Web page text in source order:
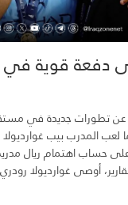
دفعة قوية في
عن تطورات جديدة في
لعب المدرب بيب
على حساب اهتمام ريال
أوصى غوارديولا